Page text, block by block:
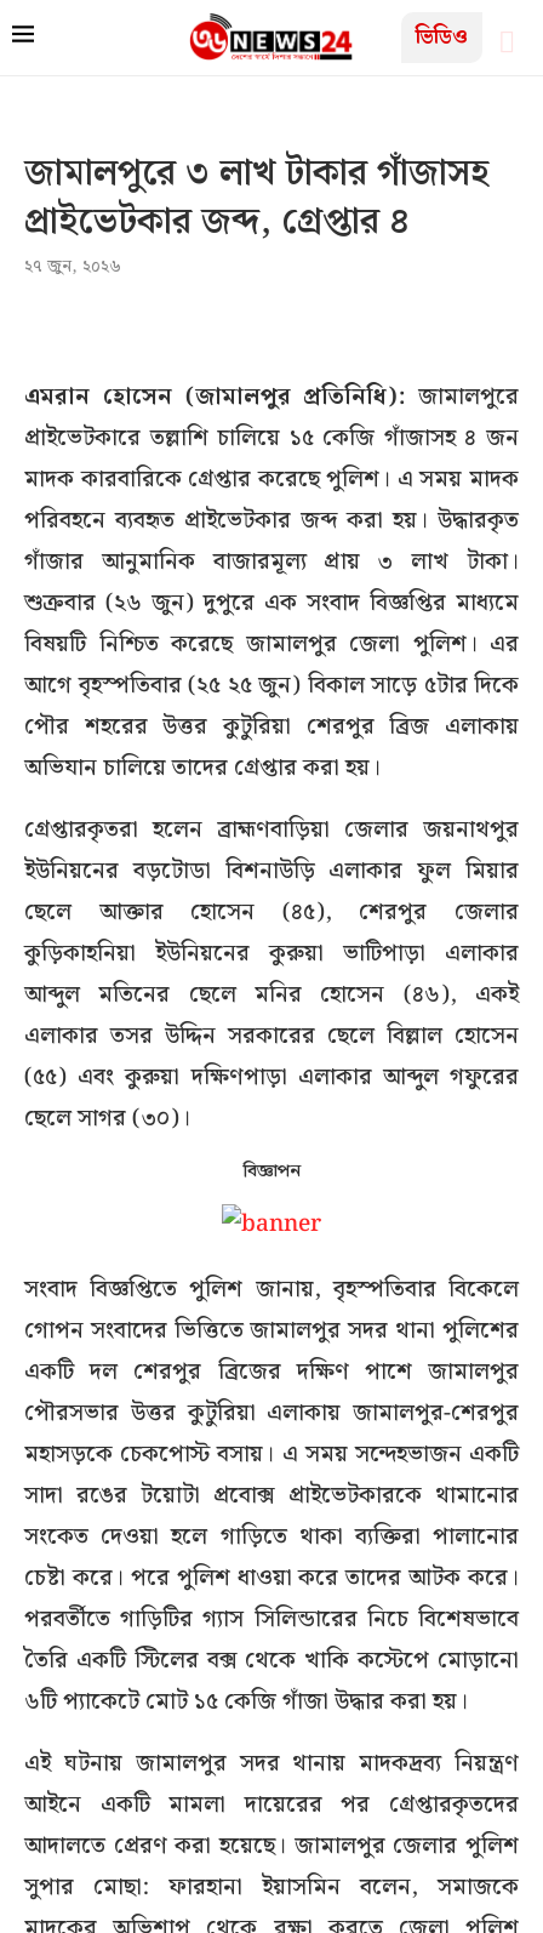
ভিডিও
জামালপুরে ৩ লাখ টাকার গাঁজাসহ
প্রাইভেটকার জব্দ, গ্রেপ্তার ৪
২৭ জুন, ২০২৬
এমরান হোসেন (জামালপুর প্রতিনিধি): জামালপুরে
প্রাইভেটকারে তল্লাশি চালিয়ে ১৫ কেজি গাঁজাসহ ৪ জন
মাদক কারবারিকে গ্রেপ্তার করেছে পুলিশ। এ সময় মাদক
পরিবহনে ব্যবহৃত প্রাইভেটকার জব্দ করা হয়। উদ্ধারকৃত
গাঁজার আনুমানিক বাজারমূল্য প্রায় ৩ লাখ টাকা।
শুক্রবার (২৬ জুন) দুপুরে এক সংবাদ বিজ্ঞপ্তির মাধ্যমে
বিষয়টি নিশ্চিত করেছে জামালপুর জেলা পুলিশ। এর
আগে বৃহস্পতিবার (২৫ ২৫ জুন) বিকাল সাড়ে ৫টার দিকে
পৌর শহরের উত্তর কুটুরিয়া শেরপুর ব্রিজ এলাকায়
অভিযান চালিয়ে তাদের গ্রেপ্তার করা হয়।
গ্রেপ্তারকৃতরা হলেন ব্রাহ্মণবাড়িয়া জেলার জয়নাথপুর
ইউনিয়নের বড়টোডা বিশনাউড়ি এলাকার ফুল মিয়ার
ছেলে আক্তার হোসেন (৪৫), শেরপুর জেলার
কুড়িকাহনিয়া ইউনিয়নের কুরুয়া ভাটিপাড়া এলাকার
আব্দুল মতিনের ছেলে মনির হোসেন (৪৬), একই
এলাকার তসর উদ্দিন সরকারের ছেলে বিল্লাল হোসেন
(৫৫) এবং কুরুয়া দক্ষিণপাড়া এলাকার আব্দুল গফুরের
ছেলে সাগর (৩০)।
বিজ্ঞাপন
সংবাদ বিজ্ঞপ্তিতে পুলিশ জানায়, বৃহস্পতিবার বিকেলে
গোপন সংবাদের ভিত্তিতে জামালপুর সদর থানা পুলিশের
একটি দল শেরপুর ব্রিজের দক্ষিণ পাশে জামালপুর
পৌরসভার উত্তর কুটুরিয়া এলাকায় জামালপুর-শেরপুর
মহাসড়কে চেকপোস্ট বসায়। এ সময় সন্দেহভাজন একটি
সাদা রঙের টয়োটা প্রবোক্স প্রাইভেটকারকে থামানোর
সংকেত দেওয়া হলে গাড়িতে থাকা ব্যক্তিরা পালানোর
চেষ্টা করে। পরে পুলিশ ধাওয়া করে তাদের আটক করে।
পরবর্তীতে গাড়িটির গ্যাস সিলিন্ডারের নিচে বিশেষভাবে
তৈরি একটি স্টিলের বক্স থেকে খাকি কস্টেপে মোড়ানো
৬টি প্যাকেটে মোট ১৫ কেজি গাঁজা উদ্ধার করা হয়।
এই ঘটনায় জামালপুর সদর থানায় মাদকদ্রব্য নিয়ন্ত্রণ
আইনে একটি মামলা দায়েরের পর গ্রেপ্তারকৃতদের
আদালতে প্রেরণ করা হয়েছে। জামালপুর জেলার পুলিশ
সুপার মোছা: ফারহানা ইয়াসমিন বলেন, সমাজকে